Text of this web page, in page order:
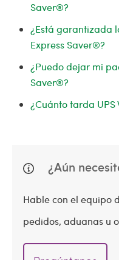
Saver®?
¿Está garantizada
Express Saver®?
¿Puedo dejar mi
Saver®?
¿Cuánto tarda
¿Aún
Hable con el equipo
pedidos, aduanas u